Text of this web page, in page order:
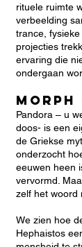
rituele ruimte
verbeelding
trance,
projecties
ervaring die
ondergaan
Pandora – u
doos- is een
de Griekse
onderzocht
eeuwen heen
vervormd.
zelf het woord
We zien hoe
Hephaistos